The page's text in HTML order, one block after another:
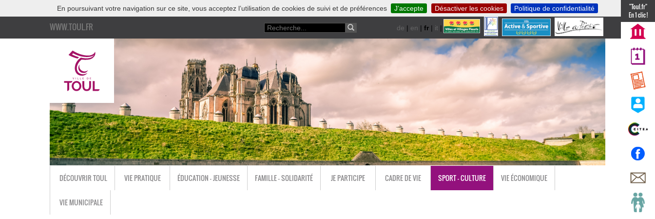
En poursuivant votre navigation sur ce site, vous acceptez l’utilisation de cookies de suivi et de préférences J’accepte Désactiver les cookies Politique de confidentialité
WWW.TOUL.FR de | en | fr | it |nl
"Toul.fr"
En 1 clic !
DÉCOUVRIR TOUL VIE PRATIQUE ÉDUCATION - JEUNESSE FAMILLE - SOLIDARITÉ JE PARTICIPE CADRE DE VIE SPORT - CULTURE VIE ÉCONOMIQUE
VIE MUNICIPALE